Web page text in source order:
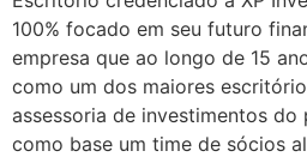
100% focado em seu futuro
empresa que ao longo de 15
como um dos maiores
assessoria de investimentos do
como base um time de sócios